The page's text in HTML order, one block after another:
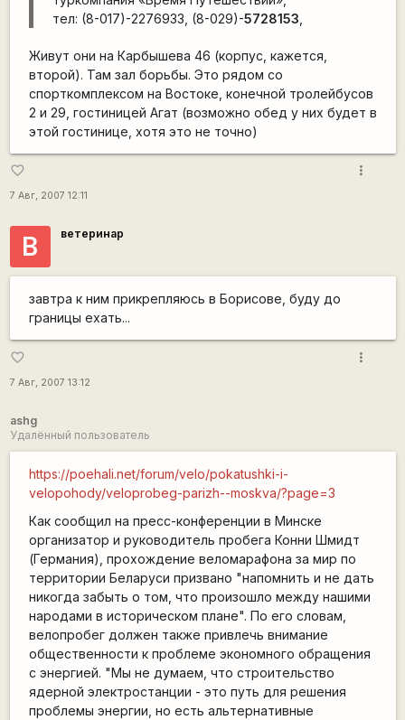
тел: (8-017)-2276933, (8-029)-5728153
Живут они на Карбышева 46 (корпус, кажется,
второй). Там зал борьбы. Это рядом со
спорткомплексом на Востоке, конечной тролейбусов
2 и 29, гостиницей Агат (возможно обед у них будет в
этой гостинице, хотя это не точно)
favorite_border
7 Авг, 2007 12:11
more_vert
В ветеринар
завтра к ним прикрепляюсь в Борисове, буду до
границы ехать...
favorite_border
7 Авг, 2007 13:12
more_vert
ashg
Удалённый пользователь
https://poehali.net/forum/velo/pokatushki-i-
velopohody/veloprobeg-parizh--moskva/?page=3
Как сообщил на пресс-конференции в Минске
организатор и руководитель пробега Конни Шмидт
(Германия), прохождение веломарафона за мир по
территории Беларуси призвано "напомнить и не дать
никогда забыть о том, что произошло между нашими
народами в историческом плане". По его словам,
велопробег должен также привлечь внимание
общественности к проблеме экономного обращения
с энергией. "Мы не думаем, что строительство
ядерной электростанции - это путь для решения
проблемы энергии, но есть альтернативные